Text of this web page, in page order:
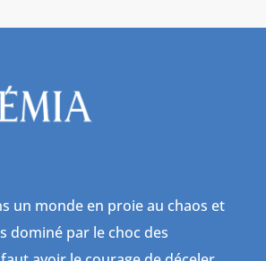
un monde en proie au chaos et
dominé par le choc des